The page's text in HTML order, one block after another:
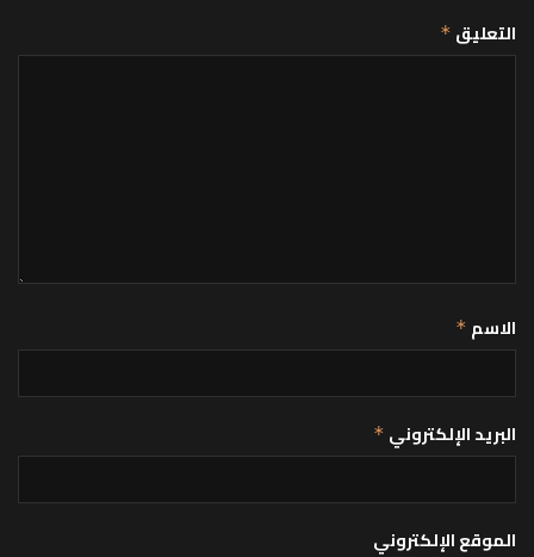
التعليق *
الاسم *
البريد الإلكتروني *
الموقع الإلكتروني